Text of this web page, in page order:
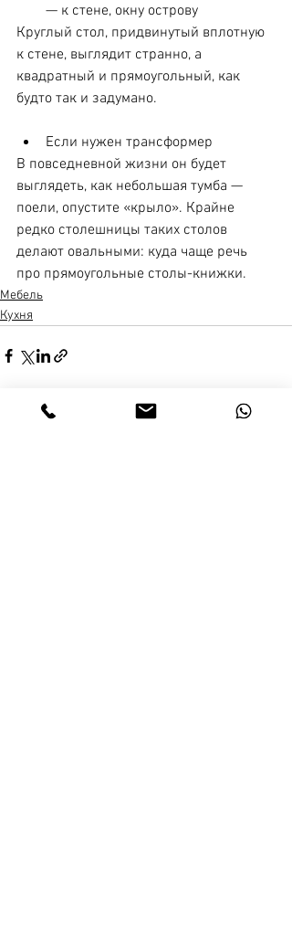
— к стене, окну острову
Круглый стол, придвинутый вплотную
к стене, выглядит странно, а
квадратный и прямоугольный, как
будто так и задумано.
Если нужен трансформер
В повседневной жизни он будет
выглядеть, как небольшая тумба —
поели, опустите «крыло». Крайне
редко столешницы таких столов
делают овальными: куда чаще речь
про прямоугольные столы-книжки.
Мебель
Кухня
Недавние посты Смотреть все